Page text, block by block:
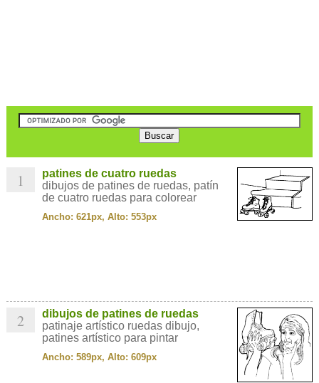
1
patines de cuatro ruedas
dibujos de patines de ruedas, patín
de cuatro ruedas para colorear
Ancho: 621px, Alto: 553px
2
dibujos de patines de ruedas
patinaje artístico ruedas dibujo,
patines artístico para pintar
Ancho: 589px, Alto: 609px